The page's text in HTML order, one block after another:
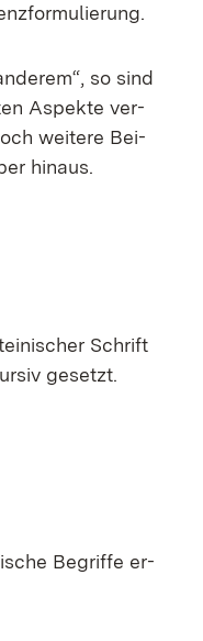
so sind
As­pek­te ver­
wei­te­re Bei­
hin­aus.
Schrift
ge­setzt.
Be­grif­fe er­